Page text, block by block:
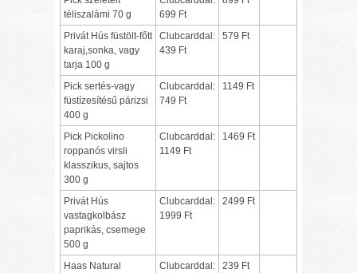
téliszalámi 70 g
699 Ft
Privát Hús füstölt-főtt
karaj,sonka, vagy
tarja 100 g
Clubcarddal:
439 Ft
579 Ft
Pick sertés-vagy
füstízesítésű párizsi
400 g
Clubcarddal:
749 Ft
1149 Ft
Pick Pickolino
roppanós virsli
klasszikus, sajtos
300 g
Clubcarddal:
1149 Ft
1469 Ft
Privát Hús
vastagkolbász
paprikás, csemege
500 g
Clubcarddal:
1999 Ft
2499 Ft
Haas Natural
Clubcarddal:
239 Ft